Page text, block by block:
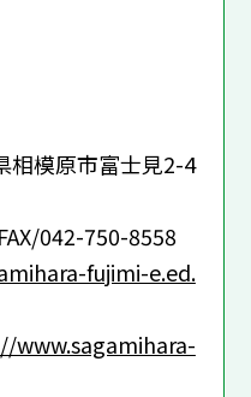
模原市富士見2-4
042-750-8558
fujimi-e.ed.
www.sagamihara-